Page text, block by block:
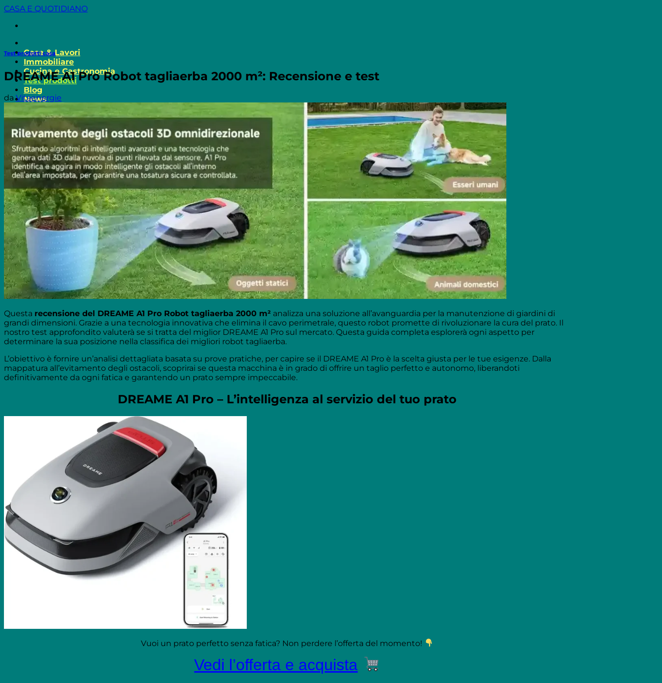
Salta
contenuti
CASA E QUOTIDIANO
Casa & Lavori
Immobiliare
Cucina e Gastronomia
Test prodotti
Blog
News
Test prodotti casa
DREAME A1 Pro Robot tagliaerba 2000 m²: Recensione e test
daVitaenergie
Questa recensione del DREAME A1 Pro Robot tagliaerba 2000 m² analizza una soluzione all’avanguardia per la manutenzione di giardini di
grandi dimensioni. Grazie a una tecnologia innovativa che elimina il cavo perimetrale, questo robot promette di rivoluzionare la cura del prato. Il
nostro test approfondito valuterà se si tratta del miglior DREAME A1 Pro sul mercato. Questa guida completa esplorerà ogni aspetto per
determinare la sua posizione nella classifica dei migliori robot tagliaerba.
L’obiettivo è fornire un’analisi dettagliata basata su prove pratiche, per capire se il DREAME A1 Pro è la scelta giusta per le tue esigenze. Dalla
mappatura all’evitamento degli ostacoli, scoprirai se questa macchina è in grado di offrire un taglio perfetto e autonomo, liberandoti
definitivamente da ogni fatica e garantendo un prato sempre impeccabile.
DREAME A1 Pro – L’intelligenza al servizio del tuo prato
Vuoi un prato perfetto senza fatica? Non perdere l’offerta del momento!
Vedi l’offerta e acquista